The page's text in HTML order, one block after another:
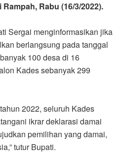
Rabu (16/3/2022).
Sergai menginformasikan jika
berlangsung pada tanggal
100 desa di 16
Kades sebanyak 299
2022, seluruh Kades
ikrar deklarasi damai
pemilihan yang damai,
tutur Bupati.